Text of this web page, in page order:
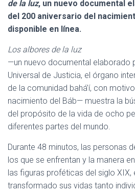
de la luz, un nuevo documental
del 200 aniversario del
disponible en línea.
Los albores de la luz
—un nuevo documental elaborado
Universal de Justicia, el órgano
de la comunidad bahá’í, con
nacimiento del Báb— muestra la
del propósito de la vida de ocho
diferentes partes del mundo.
Durante 48 minutos, las personas
los que se enfrentan y la manera
las figuras proféticas del siglo XIX,
transformado sus vidas tanto